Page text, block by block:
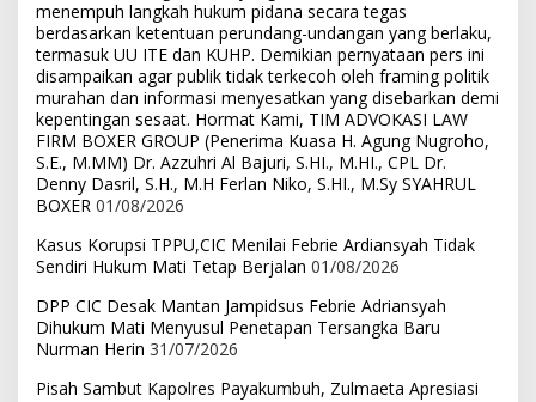
menempuh langkah hukum pidana secara tegas
berdasarkan ketentuan perundang-undangan yang berlaku,
termasuk UU ITE dan KUHP. Demikian pernyataan pers ini
disampaikan agar publik tidak terkecoh oleh framing politik
murahan dan informasi menyesatkan yang disebarkan demi
kepentingan sesaat. Hormat Kami, TIM ADVOKASI LAW
FIRM BOXER GROUP (Penerima Kuasa H. Agung Nugroho,
S.E., M.MM) Dr. Azzuhri Al Bajuri, S.HI., M.HI., CPL Dr.
Denny Dasril, S.H., M.H Ferlan Niko, S.HI., M.Sy SYAHRUL
BOXER 01/08/2026
Kasus Korupsi TPPU,CIC Menilai Febrie Ardiansyah Tidak
Sendiri Hukum Mati Tetap Berjalan 01/08/2026
DPP CIC Desak Mantan Jampidsus Febrie Adriansyah
Dihukum Mati Menyusul Penetapan Tersangka Baru
Nurman Herin 31/07/2026
Pisah Sambut Kapolres Payakumbuh, Zulmaeta Apresiasi